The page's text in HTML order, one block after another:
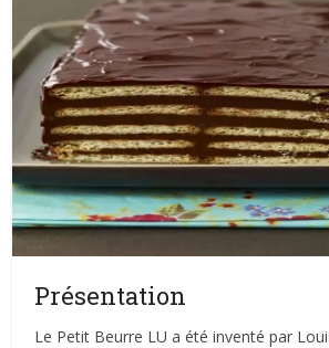
Présentation
Le Petit Beurre LU a été inventé par